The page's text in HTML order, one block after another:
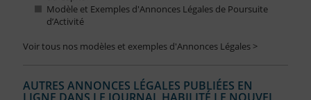
Modèle et Exemples d'Annonces Légales de Poursuite
d’Activité
Voir tous nos modèles et exemples d'Annonces Légales >
AUTRES ANNONCES LÉGALES PUBLIÉES EN